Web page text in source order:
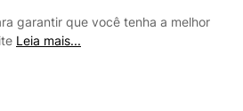
garantir que você tenha a melhor
Leia mais...